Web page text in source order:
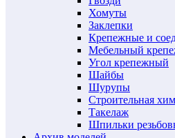
Хомуты
Заклепки
Крепежные и
Мебельный
Угол крепежный
Шайбы
Шурупы
Строительная
Такелаж
Шпильки